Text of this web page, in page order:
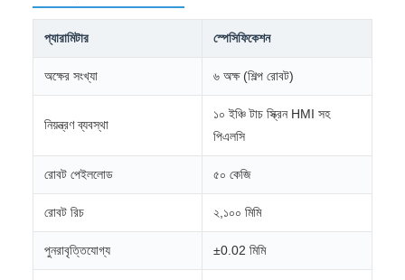
প্যারামিটার স্পেসিফিকেশন
অক্ষের সংখ্যা ৬ অক্ষ (শিল্প রোবট)
নিয়ন্ত্রণ ব্যবস্থা
১০ ইঞ্চি টাচ স্ক্রিন HMI সহ
পিএলসি
রোবট পেইললোড ৫০ কেজি
রোবট রিচ ২,১০০ মিমি
পুনরাবৃত্তিযোগ্য ±0.02 মিমি